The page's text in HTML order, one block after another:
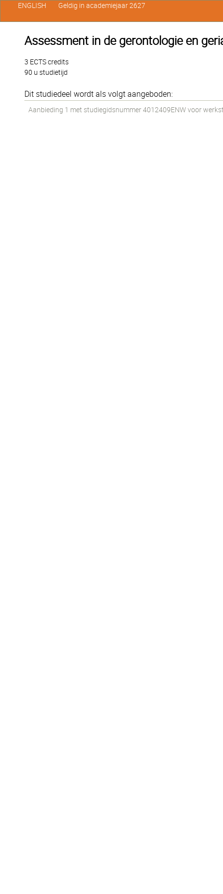
Assessment in de gerontologie en
3 ECTS credits
90 u studietijd
Dit studiedeel wordt als volgt aangeboden:
Aanbieding 1 met studiegidsnummer 4012409ENW voor
ENGLISH Geldig in academiejaar 2627